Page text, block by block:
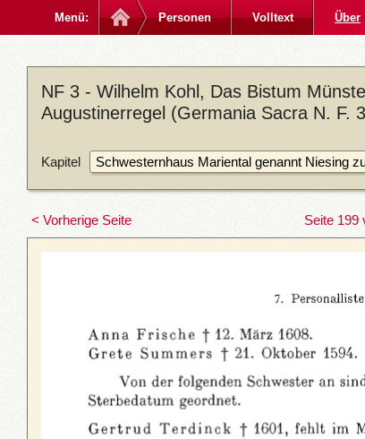
Menü: Personen Volltext Über
NF 3 - Wilhelm Kohl, Das Bistum
Augustinerregel (Germania Sacra N. F.
Kapitel
< Vorherige Seite Seite 199